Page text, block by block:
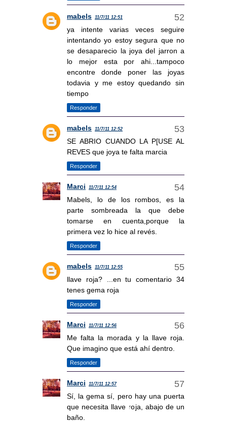
mabels 11/7/11 12:51
ya intente varias veces seguire
intentando yo estoy segura que no
se desaparecio la joya del jarron a
lo mejor esta por ahi...tampoco
encontre donde poner las joyas
todavia y me estoy quedando sin
tiempo
Responder
mabels 11/7/11 12:52
SE ABRIO CUANDO LA P[USE AL
REVES que joya te falta marcia
Responder
Marci 11/7/11 12:54
Mabels, lo de los rombos, es la
parte sombreada la que debe
tomarse en cuenta,porque la
primera vez lo hice al revés.
Responder
mabels 11/7/11 12:55
llave roja? ...en tu comentario 34
tenes gema roja
Responder
Marci 11/7/11 12:56
Me falta la morada y la llave roja.
Que imagino que está ahí dentro.
Responder
Marci 11/7/11 12:57
Sí, la gema sí, pero hay una puerta
que necesita llave roja, abajo de un
baño.